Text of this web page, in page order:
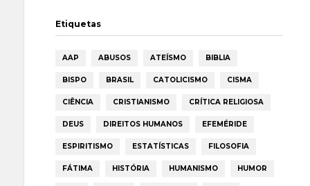
Etiquetas
AAP ABUSOS ATEÍSMO BIBLIA
BISPO BRASIL CATOLICISMO CISMA
CIÊNCIA CRISTIANISMO CRÍTICA RELIGIOSA
DEUS DIREITOS HUMANOS EFEMÉRIDE
ESPIRITISMO ESTATÍSTICAS FILOSOFIA
FÁTIMA HISTÓRIA HUMANISMO HUMOR